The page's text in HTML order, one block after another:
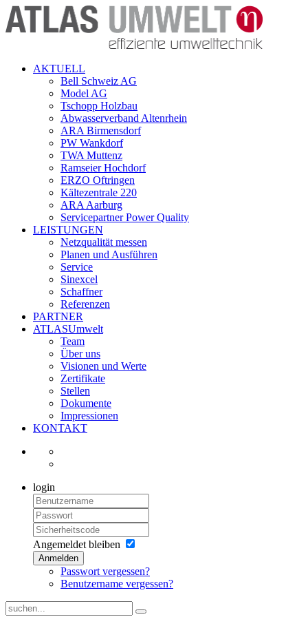
AKTUELL
Bell Schweiz AG
Model AG
Tschopp Holzbau
Abwasserverband Altenrhein
ARA Birmensdorf
PW Wankdorf
TWA Muttenz
Ramseier Hochdorf
ERZO Oftringen
Kältezentrale 220
ARA Aarburg
Servicepartner Power Quality
LEISTUNGEN
Netzqualität messen
Planen und Ausführen
Service
Sinexcel
Schaffner
Referenzen
PARTNER
ATLASUmwelt
Team
Über uns
Visionen und Werte
Zertifikate
Stellen
Dokumente
Impressionen
KONTAKT
login
Angemeldet bleiben
Anmelden
Passwort vergessen?
Benutzername vergessen?